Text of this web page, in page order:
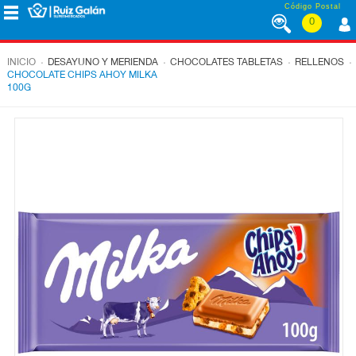
Saltar al contenido Código Postal
0
CORPORATIVO
INICIO . DESAYUNO Y MERIENDA . CHOCOLATES TABLETAS . RELLENOS .
CHOCOLATE CHIPS AHOY MILKA
100G